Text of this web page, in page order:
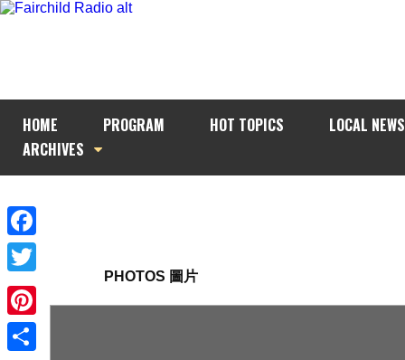
HOME PROGRAM HOT TOPICS
LOCAL NEWS
ARCHIVES
Facebook
Twitter
Pinterest
PHOTOS 圖片